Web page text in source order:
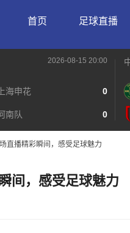
首页 足球直播
2026-08-15 20:00
上海申花 0
南队 0
直播精彩瞬间，感受足球魅力
间，感受足球魅力